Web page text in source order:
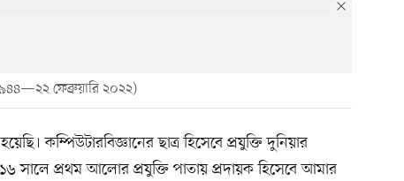
ফেব্রুয়ারি ২০২২)
কম্পিউটারবিজ্ঞানের ছাত্র হিসেবে প্রযুক্তি দুনিয়ার
সালে প্রথম আলোর প্রযুক্তি পাতায় প্রদায়ক হিসেবে আমার